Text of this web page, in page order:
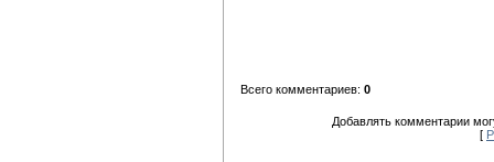
Всего комментариев: 0
Добавлять комментарии
[